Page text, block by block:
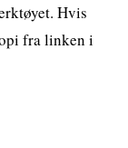
Hvis
fra linken i